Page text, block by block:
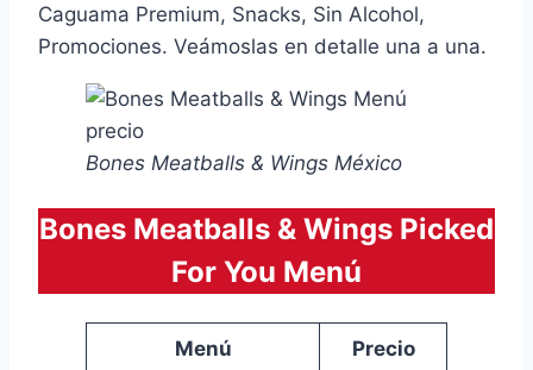
Caguama Premium, Snacks, Sin Alcohol,
Promociones. Veámoslas en detalle una a una.
Bones Meatballs & Wings México
Bones Meatballs & Wings Picked
For You Menú
Menú Precio